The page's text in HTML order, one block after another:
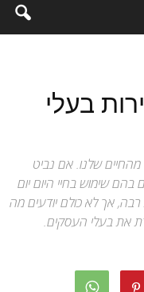
בעלי
שלנו. אם נביט
שימוש בחיי היום יום
רבה, אך לא כולם יודעים מה
את בעלי העסקים.